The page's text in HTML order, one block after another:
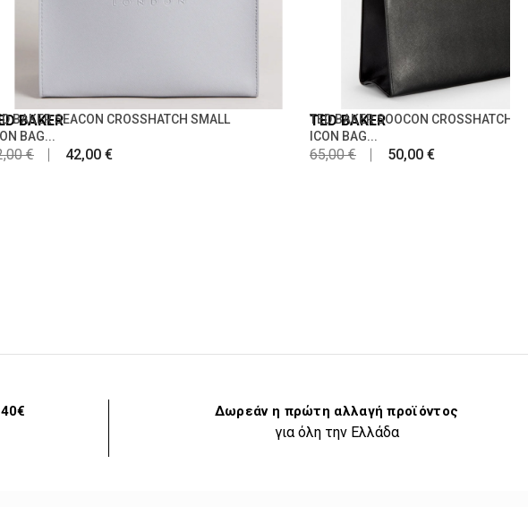
BAKER
BAKER SEACON CROSSHATCH SMALL
BAG...
€ 42,00 €
TED BAKER
TED BAKER SOOCON CROSSHATCH
ICON BAG...
65,00 € 50,00 €
Δωρεάν η πρώτη αλλαγή προϊόντος
για όλη την Ελλάδα